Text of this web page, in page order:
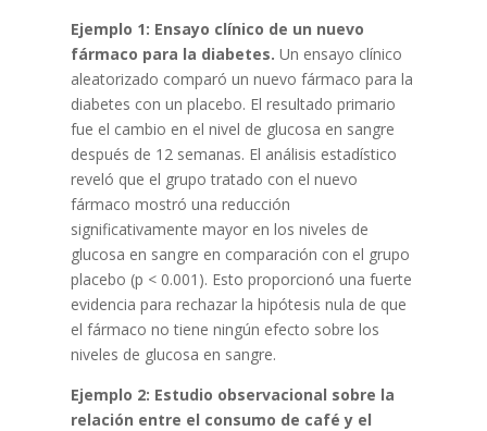
Ejemplo 1: Ensayo clínico de un nuevo
fármaco para la diabetes. Un ensayo clínico
aleatorizado comparó un nuevo fármaco para la
diabetes con un placebo. El resultado primario
fue el cambio en el nivel de glucosa en sangre
después de 12 semanas. El análisis estadístico
reveló que el grupo tratado con el nuevo
fármaco mostró una reducción
significativamente mayor en los niveles de
glucosa en sangre en comparación con el grupo
placebo (p < 0.001). Esto proporcionó una fuerte
evidencia para rechazar la hipótesis nula de que
el fármaco no tiene ningún efecto sobre los
niveles de glucosa en sangre.
Ejemplo 2: Estudio observacional sobre la
relación entre el consumo de café y el